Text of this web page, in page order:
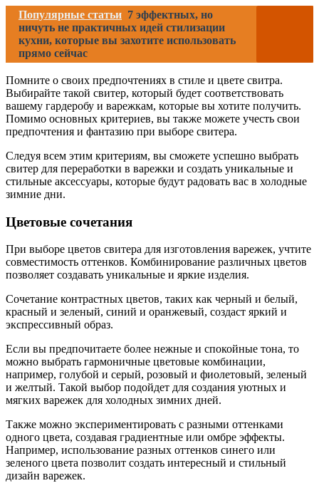
Популярные статьи 7 эффектных, но
ничуть не практичных идей стилизации
кухни, которые вы захотите использовать
прямо сейчас
Помните о своих предпочтениях в стиле и цвете свитра.
Выбирайте такой свитер, который будет соответствовать
вашему гардеробу и варежкам, которые вы хотите получить.
Помимо основных критериев, вы также можете учесть свои
предпочтения и фантазию при выборе свитера.
Следуя всем этим критериям, вы сможете успешно выбрать
свитер для переработки в варежки и создать уникальные и
стильные аксессуары, которые будут радовать вас в холодные
зимние дни.
Цветовые сочетания
При выборе цветов свитера для изготовления варежек, учтите
совместимость оттенков. Комбинирование различных цветов
позволяет создавать уникальные и яркие изделия.
Сочетание контрастных цветов, таких как черный и белый,
красный и зеленый, синий и оранжевый, создаст яркий и
экспрессивный образ.
Если вы предпочитаете более нежные и спокойные тона, то
можно выбрать гармоничные цветовые комбинации,
например, голубой и серый, розовый и фиолетовый, зеленый
и желтый. Такой выбор подойдет для создания уютных и
мягких варежек для холодных зимних дней.
Также можно экспериментировать с разными оттенками
одного цвета, создавая градиентные или омбре эффекты.
Например, использование разных оттенков синего или
зеленого цвета позволит создать интересный и стильный
дизайн варежек.